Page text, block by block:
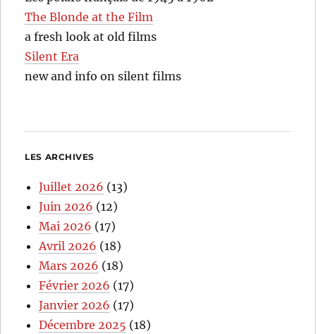
The Blonde at the Film
a fresh look at old films
Silent Era
new and info on silent films
LES ARCHIVES
Juillet 2026 (13)
Juin 2026 (12)
Mai 2026 (17)
Avril 2026 (18)
Mars 2026 (18)
Février 2026 (17)
Janvier 2026 (17)
Décembre 2025 (18)